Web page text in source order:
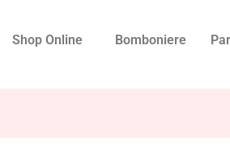
Shop Online Bomboniere